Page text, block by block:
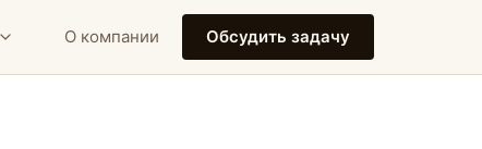
О компании Обсудить задачу